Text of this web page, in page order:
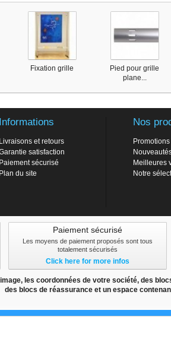
Fixation grille
Pied pour grille
plane...
Informations
Livraisons et retours
satisfaction
Paiement sécurisé
Plan du site
Nos
Promotions
Meilleures
Notre
Paiement sécurisé
Les moyens de paiement proposés sont tous
totalement sécurisés
Click here for more infos
les coordonnées de votre société, des
des blocs de réassurance et un espace